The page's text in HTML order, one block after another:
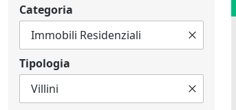
Categoria
Tipologia